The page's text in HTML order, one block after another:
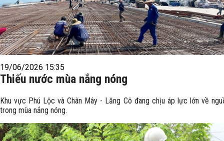
19/06/2026 15:35
Thiếu nước mùa nắng nóng
Khu vực Phú Lộc và Chân Mây - Lăng Cô đang chịu áp lực lớn về
trong mùa nắng nóng.